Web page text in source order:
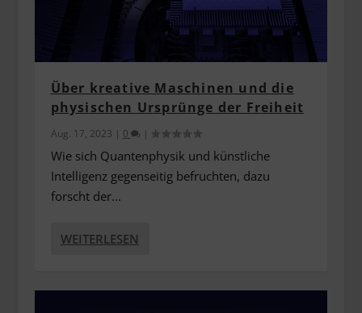
Über kreative Maschinen und die
physischen Ursprünge der Freiheit
Aug. 17, 2023 | 0 |
Wie sich Quantenphysik und künstliche
Intelligenz gegenseitig befruchten, dazu
forscht der...
WEITERLESEN